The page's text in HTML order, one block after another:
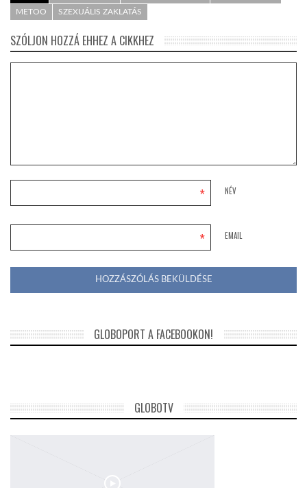
METOO
SZEXUÁLIS ZAKLATÁS
SZÓLJON HOZZÁ EHHEZ A CIKKHEZ
NÉV
*
EMAIL
*
GLOBOPORT A FACEBOOKON!
GLOBOTV